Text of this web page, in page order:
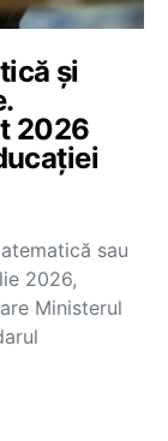
și
2026
sau
2026,
Ministerul